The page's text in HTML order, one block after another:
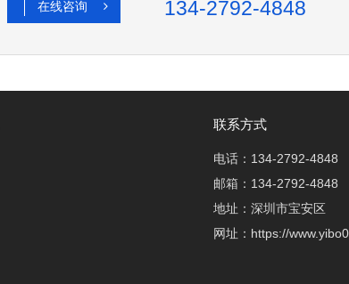
在线咨询 134-2792-4848
联系方式
电话：134-2792-4848
邮箱：134-2792-4848
地址：深圳市宝安区
网址：https://